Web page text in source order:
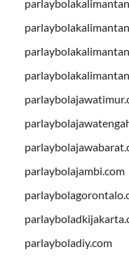
parlaybolajambi.com
parlayboladiy.com